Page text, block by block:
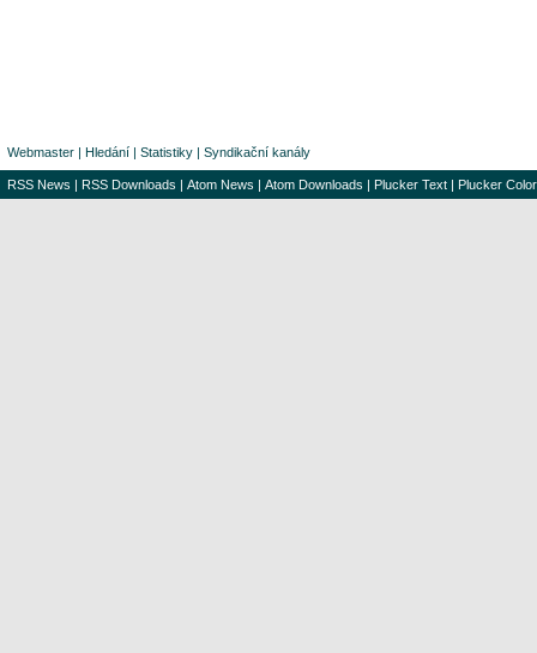
Webmaster | Hledání | Statistiky | Syndikační kanály
RSS News | RSS Downloads | Atom News | Atom Downloads | Plucker Text | Plucker Color